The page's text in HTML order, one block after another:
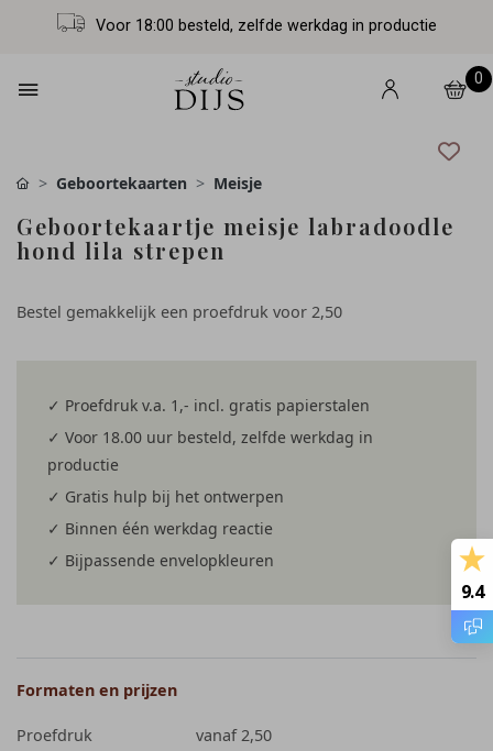
Voor 18:00 besteld, zelfde werkdag in productie
0
Geboortekaarten Meisje
Geboortekaartje meisje labradoodle
hond lila strepen
Bestel gemakkelijk een proefdruk voor 2,50
✓ Proefdruk v.a. 1,- incl. gratis papierstalen
✓ Voor 18.00 uur besteld, zelfde werkdag in
productie
✓ Gratis hulp bij het ontwerpen
✓ Binnen één werkdag reactie
✓ Bijpassende envelopkleuren
Formaten en prijzen
Proefdruk
vanaf 2,50
9.4